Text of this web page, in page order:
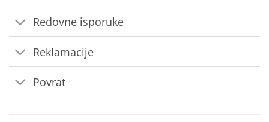
Redovne isporuke
Reklamacije
Povrat